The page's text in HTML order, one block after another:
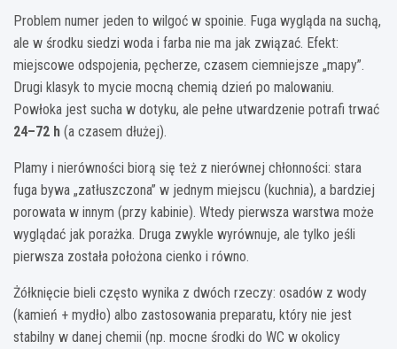
Problem numer jeden to wilgoć w spoinie. Fuga wygląda na suchą,
ale w środku siedzi woda i farba nie ma jak związać. Efekt:
miejscowe odspojenia, pęcherze, czasem ciemniejsze „mapy”.
Drugi klasyk to mycie mocną chemią dzień po malowaniu.
Powłoka jest sucha w dotyku, ale pełne utwardzenie potrafi trwać
24–72 h (a czasem dłużej).
Plamy i nierówności biorą się też z nierównej chłonności: stara
fuga bywa „zatłuszczona” w jednym miejscu (kuchnia), a bardziej
porowata w innym (przy kabinie). Wtedy pierwsza warstwa może
wyglądać jak porażka. Druga zwykle wyrównuje, ale tylko jeśli
pierwsza została położona cienko i równo.
Żółknięcie bieli często wynika z dwóch rzeczy: osadów z wody
(kamień + mydło) albo zastosowania preparatu, który nie jest
stabilny w danej chemii (np. mocne środki do WC w okolicy